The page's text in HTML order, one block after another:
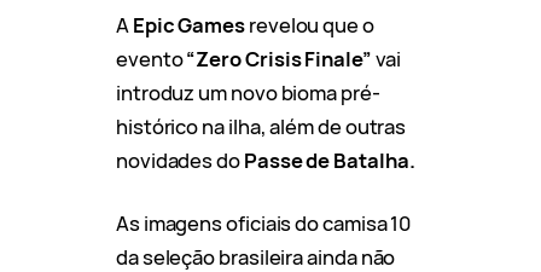
AEpic Gamesrevelou que o
evento“Zero Crisis Finale”vai
introduz um novo bioma pré-
histórico na ilha, além de outras
novidades doPasse de Batalha.
As imagens oficiais do camisa 10
da seleção brasileira ainda não